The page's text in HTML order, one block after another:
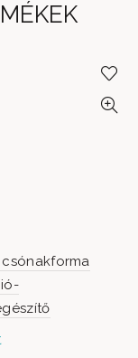
csónakforma